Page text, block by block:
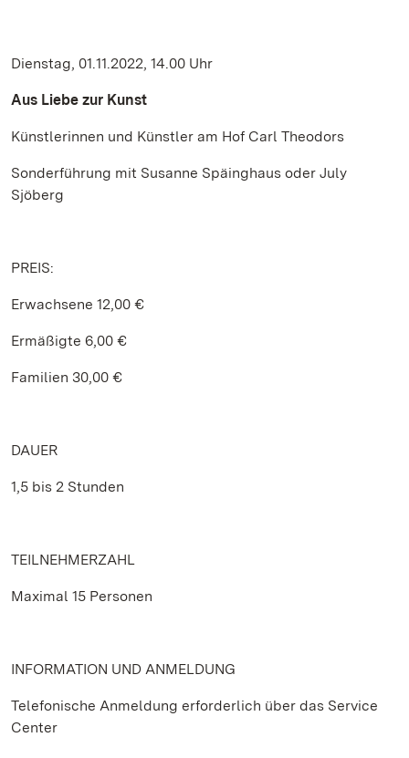
Dienstag, 01.11.2022, 14.00 Uhr
Aus Liebe zur Kunst
Künstlerinnen und Künstler am Hof Carl Theodors
Sonderführung mit Susanne Späinghaus oder July
Sjöberg
PREIS:
Erwachsene 12,00 €
Ermäßigte 6,00 €
Familien 30,00 €
DAUER
1,5 bis 2 Stunden
TEILNEHMERZAHL
Maximal 15 Personen
INFORMATION UND ANMELDUNG
Telefonische Anmeldung erforderlich über das Service
Center